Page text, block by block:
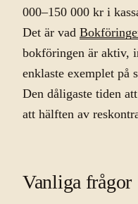
000–150 000 kr i
Det är vad
bokföringen är aktiv,
enklaste exemplet på
Den dåligaste tiden
att hälften av
Vanliga frågor